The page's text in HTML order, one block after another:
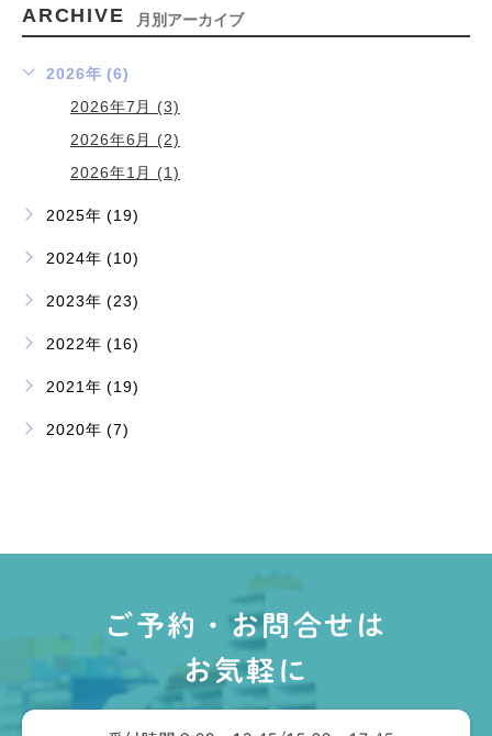
ARCHIVE 月別アーカイブ
2026年 (6)
2026年7月 (3)
2026年6月 (2)
2026年1月 (1)
2025年 (19)
2024年 (10)
2023年 (23)
2022年 (16)
2021年 (19)
2020年 (7)
ご予約・お問合せは
お気軽に